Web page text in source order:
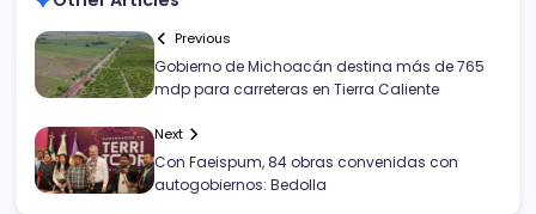
Previous
Gobierno de Michoacán destina más de 765
mdp para carreteras en Tierra Caliente
Next
Con Faeispum, 84 obras convenidas con
autogobiernos: Bedolla